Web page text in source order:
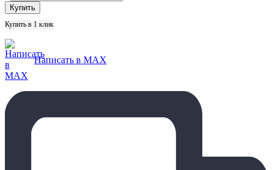
Купить в 1 клик
Написать в MAX